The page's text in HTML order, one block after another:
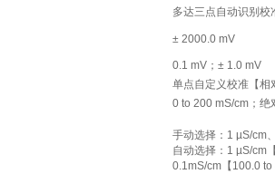
多达三点自动识别
± 2000.0 mV
0.1 mV；± 1.0 mV
单点自定义校准【相
0 to 200 mS/cm；绝
手动选择：1 µS/cm
自动选择：1 µS/cm
0.1mS/cm【100.0 to